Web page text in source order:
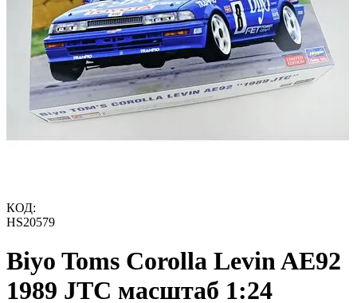
КОД:
HS20579
Biyo Toms Corolla Levin AE92
1989 JTC масштаб 1:24